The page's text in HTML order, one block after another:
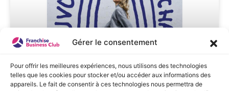
Gérer le consentement
Pour offrir les meilleures expériences, nous utilisons des technologies
telles que les cookies pour stocker et/ou accéder aux informations des
appareils. Le fait de consentir à ces technologies nous permettra de